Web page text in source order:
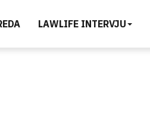
LAWLIFE INTERVJU